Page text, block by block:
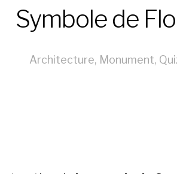
Symbole de
Architecture, Monument,